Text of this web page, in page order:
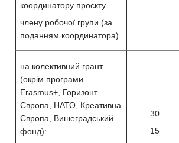
координатору проєкту
члену робочої групи (за
поданням координатора)
на колективний грант
(окрім програми
Erasmus+, Горизонт
Європа, НАТО, Креативна
Європа, Вишеградський
фонд):
30
15